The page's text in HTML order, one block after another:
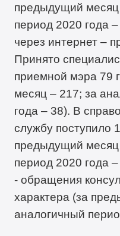
предыдущий месяц
период 2020 года
через интернет –
Принято
приемной мэра 79
месяц – 217; за
года – 38). В
службу поступило
предыдущий месяц
период 2020 года
- обращения
характера (за
аналогичный